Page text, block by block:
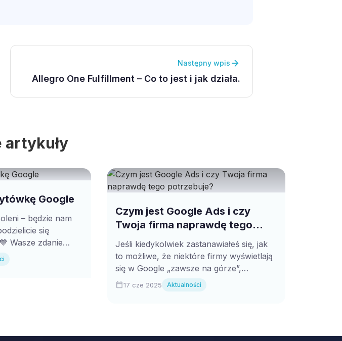
Następny wpis arrow_forward
Allegro One Fulfillment – Co to jest i jak działa.
artykuły
Google
– będzie nam
się
Wasze zdanie
Nie...
Czym jest Google Ads i czy
Twoja firma naprawdę tego
potrzebuje?
Jeśli kiedykolwiek zastanawiałeś się, jak
to możliwe, że niektóre firmy wyświetlają
się w Google „zawsze na górze”,
odpowiedź brzmi: Google...
calendar_today17 cze 2025 Aktualności